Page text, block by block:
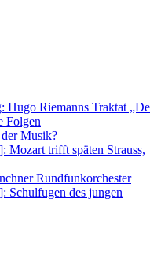
Hugo Riemanns Traktat „De
Folgen
Musik?
Mozart trifft späten Strauss,
Rundfunkorchester
Schulfugen des jungen